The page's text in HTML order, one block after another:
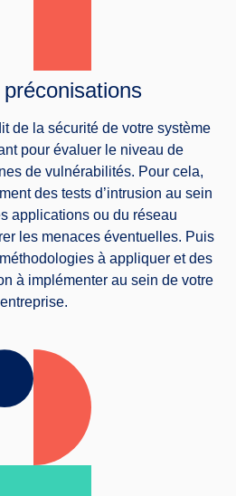
de la sécurité de votre système
pour évaluer le niveau de
de vulnérabilités. Pour cela,
des tests d’intrusion au sein
applications ou du réseau
les menaces éventuelles. Puis
à appliquer et des
à implémenter au sein de votre
entreprise.